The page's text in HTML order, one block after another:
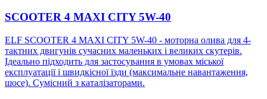
SCOOTER 4 MAXI CITY 5W-40
ELF SCOOTER 4 MAXI CITY 5W-40 - моторна олива для 4-
тактних двигунів сучасних маленьких і великих скутерів.
Ідеально підходить для застосування в умовах міської
експлуатації і швидкісної їзди (максимальне навантаження,
шосе). Сумісний з каталізаторами.